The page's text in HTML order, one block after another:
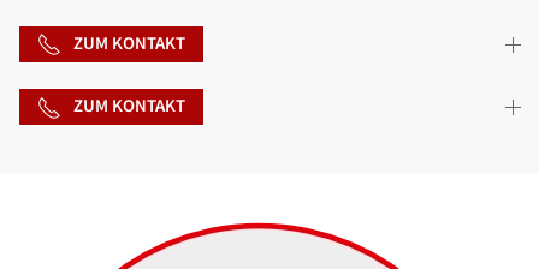
ZUM KONTAKT
ZUM KONTAKT